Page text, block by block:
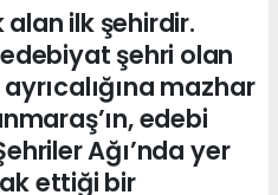
ilk şehirdir.
şehri olan
mazhar
edebi
Ağı’nda yer
ettiği bir